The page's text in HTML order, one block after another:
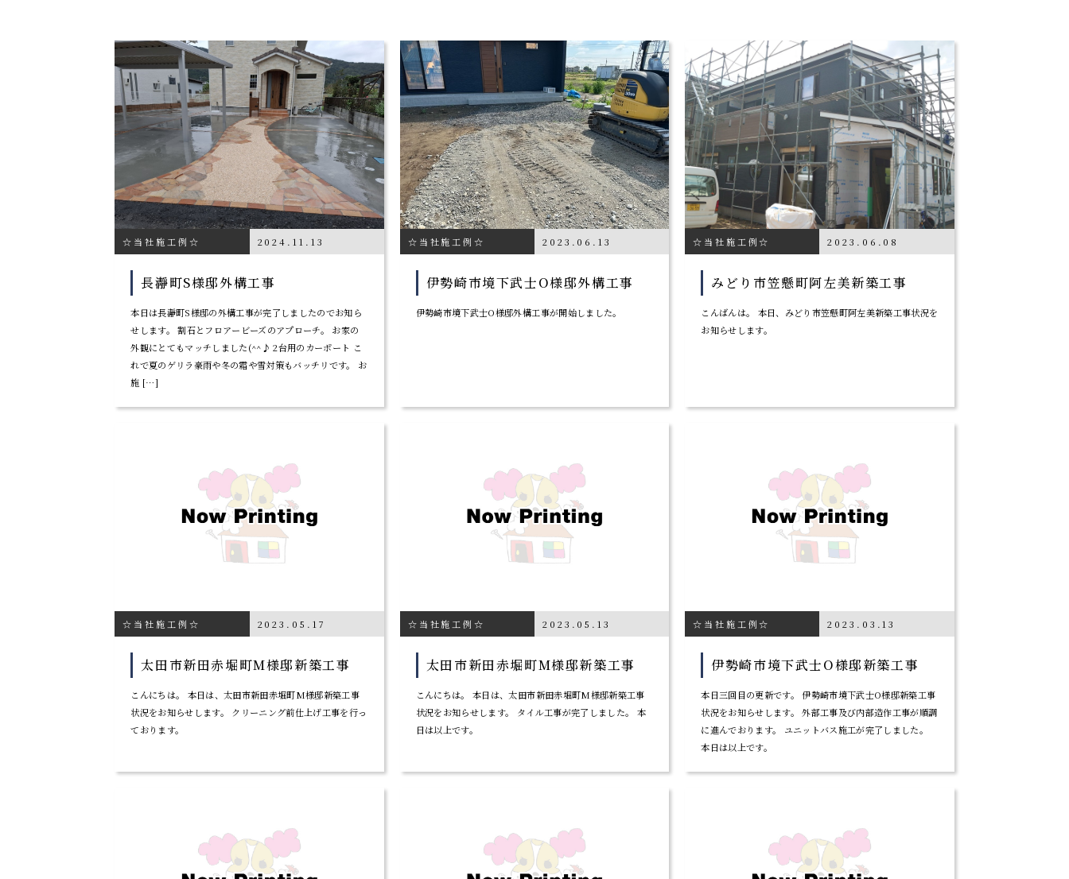
☆当社施工例☆ 2024.11.13
長瀞町S様邸外構工事
本日は長瀞町S様邸の外構工事が完了しましたのでお知ら
せします。 割石とフロアービーズのアプローチ。 お家の
外観にとてもマッチしました(^^♪ 2台用のカーポート こ
れで夏のゲリラ豪雨や冬の霜や雪対策もバッチリです。 お
施 […]
☆当社施工例☆ 2023.06.13
伊勢崎市境下武士O様邸外構工事
伊勢崎市境下武士O様邸外構工事が開始しました。
☆当社施工例☆ 2023.06.08
みどり市笠懸町阿左美新築工事
こんばんは。 本日、みどり市笠懸町阿左美新築工事状況を
お知らせします。
☆当社施工例☆ 2023.05.17
太田市新田赤堀町M様邸新築工事
こんにちは。 本日は、太田市新田赤堀町M様邸新築工事
状況をお知らせします。 クリーニング前仕上げ工事を行っ
ております。
☆当社施工例☆ 2023.05.13
太田市新田赤堀町M様邸新築工事
こんにちは。 本日は、太田市新田赤堀町M様邸新築工事
状況をお知らせします。 タイル工事が完了しました。 本
日は以上です。
☆当社施工例☆ 2023.03.13
伊勢崎市境下武士O様邸新築工事
本日三回目の更新です。 伊勢崎市境下武士O様邸新築工事
状況をお知らせします。 外部工事及び内部造作工事が順調
に進んでおります。 ユニットバス施工が完了しました。
本日は以上です。